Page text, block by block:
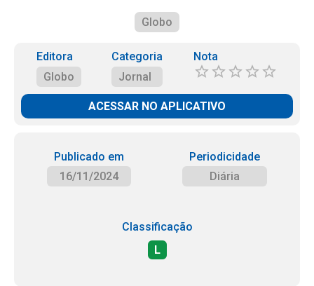
Globo
Editora
Globo
Categoria
Jornal
Nota
ACESSAR NO APLICATIVO
Publicado em
16/11/2024
Periodicidade
Diária
Classificação
L